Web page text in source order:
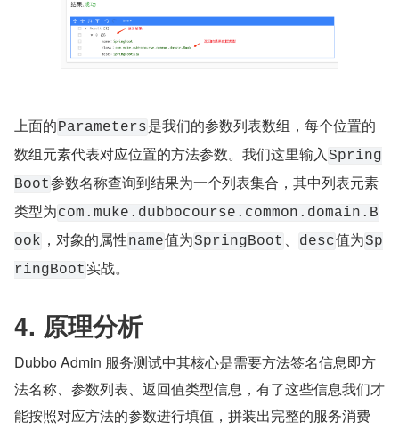
上面的Parameters是我们的参数列表数组，每个位置的
数组元素代表对应位置的方法参数。我们这里输入Spring
Boot参数名称查询到结果为一个列表集合，其中列表元素
类型为com.muke.dubbocourse.common.domain.B
ook ，对象的属性name值为SpringBoot 、 desc值为Sp
ringBoot 实战。
4. 原理分析
Dubbo Admin 服务测试中其核心是需要方法签名信息即方
法名称、参数列表、返回值类型信息，有了这些信息我们才
能按照对应方法的参数进行填值，拼装出完整的服务消费